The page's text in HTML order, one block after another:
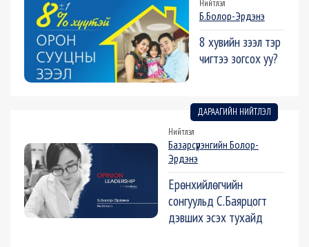
Нийтлэл
Б.Болор-Эрдэнэ
8 хувийн зээл тэр
чигтээ зогсох уу?
ДАРААГИЙН НИЙТЛЭЛ
Нийтлэл
Базарсүрэнгийн Болор-
Эрдэнэ
Ерөнхийлөгчийн
сонгуульд С.Баярцогт
дэвших эсэх тухайд